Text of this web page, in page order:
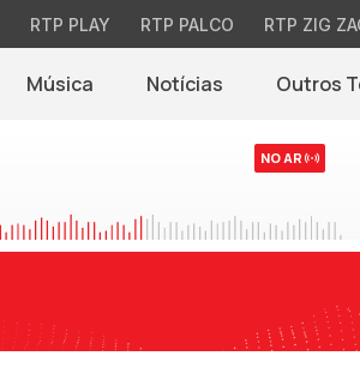
RTP PLAY RTP PALCO RTP ZIG
Música Notícias(abre em nova
Outros
NO AR